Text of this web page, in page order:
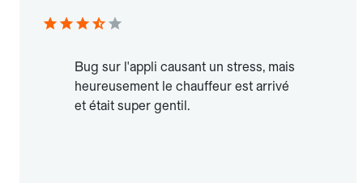
Bug sur l'appli causant un stress, mais
heureusement le chauffeur est arrivé
et était super gentil.